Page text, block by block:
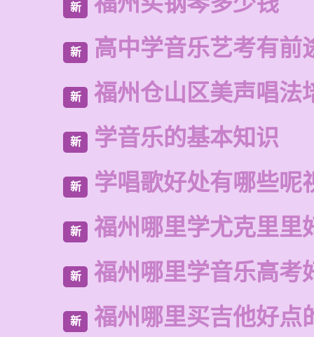
新
新 高中学音乐艺考有前
新 福州仓山区美声唱法
新 学音乐的基本知识
新 学唱歌好处有哪些呢
新 福州哪里学尤克里里
新 福州哪里学音乐高考
新 福州哪里买吉他好点